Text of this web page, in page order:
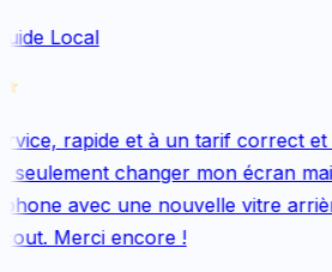
Local
rapide et à un tarif correct et
changer mon écran
avec une nouvelle vitre
Merci encore !